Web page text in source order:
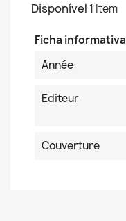
Disponível 1 Item
Ficha informativa
Année
Editeur
Couverture